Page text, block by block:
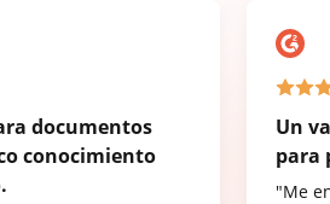
documentos
conocimiento
Un
para
"Me